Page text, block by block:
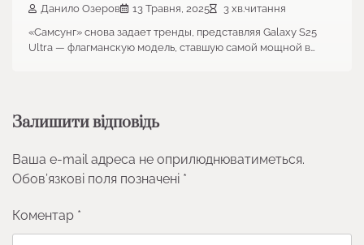
Данило Озеров 13 Травня, 2025
3 хв.читання
«Самсунг» снова задает тренды, представляя Galaxy S25
Ultra — флагманскую модель, ставшую самой мощной в…
Залишити відповідь
Ваша e-mail адреса не оприлюднюватиметься.
Обов’язкові поля позначені *
Коментар *